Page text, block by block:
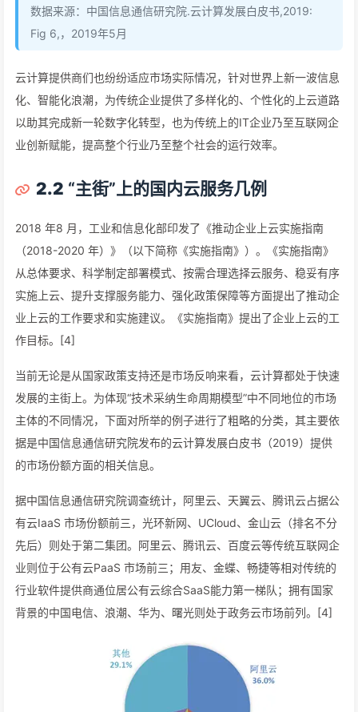
数据来源：中国信息通信研究院.云计算发展白皮书,2019:
Fig 6,，2019年5月
云计算提供商们也纷纷适应市场实际情况，针对世界上新一波信息
化、智能化浪潮，为传统企业提供了多样化的、个性化的上云道路
以助其完成新一轮数字化转型，也为传统上的IT企业乃至互联网企
业创新赋能，提高整个行业乃至整个社会的运行效率。
2.2 “主街”上的国内云服务几例
2018 年8 月，工业和信息化部印发了《推动企业上云实施指南
（2018-2020 年）》（以下简称《实施指南》）。《实施指南》
从总体要求、科学制定部署模式、按需合理选择云服务、稳妥有序
实施上云、提升支撑服务能力、强化政策保障等方面提出了推动企
业上云的工作要求和实施建议。《实施指南》提出了企业上云的工
作目标。[4]
当前无论是从国家政策支持还是市场反响来看，云计算都处于快速
发展的主街上。为体现“技术采纳生命周期模型”中不同地位的市场
主体的不同情况，下面对所举的例子进行了粗略的分类，其主要依
据是中国信息通信研究院发布的云计算发展白皮书（2019）提供
的市场份额方面的相关信息。
据中国信息通信研究院调查统计，阿里云、天翼云、腾讯云占据公
有云IaaS 市场份额前三，光环新网、UCloud、金山云（排名不分
先后）则处于第二集团。阿里云、腾讯云、百度云等传统互联网企
业则位于公有云PaaS 市场前三；用友、金蝶、畅捷等相对传统的
行业软件提供商通位居公有云综合SaaS能力第一梯队；拥有国家
背景的中国电信、浪潮、华为、曙光则处于政务云市场前列。[4]